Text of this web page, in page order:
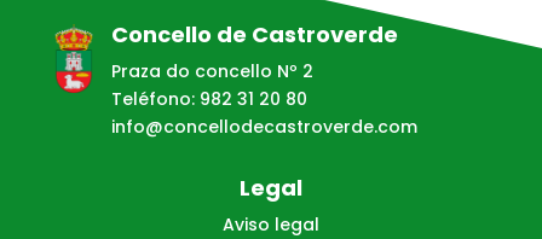
Concello de Castroverde
Praza do concello Nº 2
Teléfono: 982 31 20 80
info@concellodecastroverde.com
Legal
Aviso legal